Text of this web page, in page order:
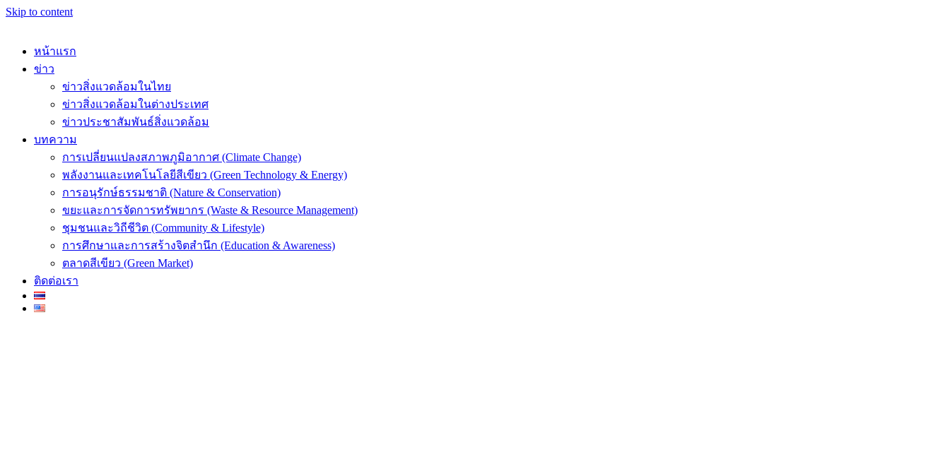
Skip to content
หน้าแรก
ข่าว
ข่าวสิ่งแวดล้อมในไทย
ข่าวสิ่งแวดล้อมในต่างประเทศ
ข่าวประชาสัมพันธ์สิ่งแวดล้อม
บทความ
การเปลี่ยนแปลงสภาพภูมิอากาศ (Climate Change)
พลังงานและเทคโนโลยีสีเขียว (Green Technology & Energy)
การอนุรักษ์ธรรมชาติ (Nature & Conservation)
ขยะและการจัดการทรัพยากร (Waste & Resource Management)
ชุมชนและวิถีชีวิต (Community & Lifestyle)
การศึกษาและการสร้างจิตสำนึก (Education & Awareness)
ตลาดสีเขียว (Green Market)
ติดต่อเรา